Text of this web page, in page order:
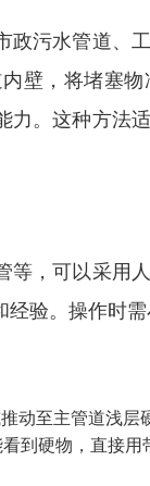
污水管道、
壁，将堵塞
。这种方法
，可以采用
验。操作时需
动至主管道浅
到硬物，直接